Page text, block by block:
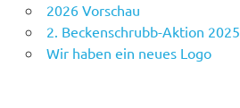
2026 Vorschau
2. Beckenschrubb-Aktion 2025
Wir haben ein neues Logo